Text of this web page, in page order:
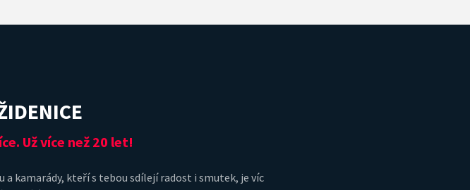
Už více než 20 let!
a kamarády, kteří s tebou sdílejí radost i smutek, je víc